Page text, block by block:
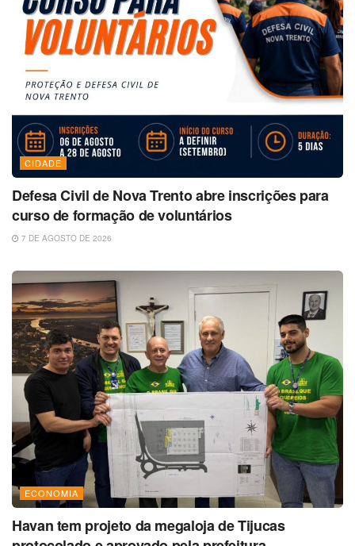
CIDADE
Defesa Civil de Nova Trento abre inscrições para
curso de formação de voluntários
7 DE AGOSTO DE 2026
ECONOMIA
Havan tem projeto da megaloja de Tijucas